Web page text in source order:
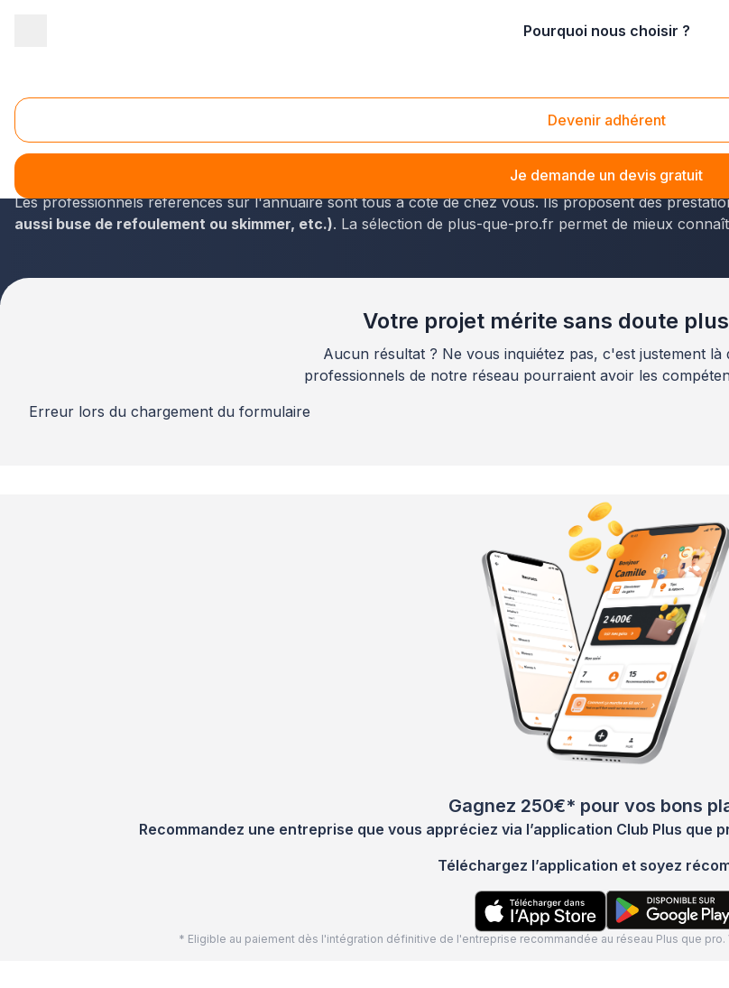
Pourquoi nous choisir ?
Devenir adhérent
Je demande un devis gratuit
Piscine Landerneau (29800)
Pour accéder aux coordonnées des constructeurs de piscines accessibles à Landerneau, vous
du département du Finistère et de la Bretagne y sont recensés.
Les professionnels référencés sur l'annuaire sont tous à côté de chez vous. Ils proposent des
aussi buse de refoulement ou skimmer, etc.). La sélection de plus-que-pro.fr permet de mieux
Votre projet mérite sans doute
Aucun résultat ? Ne vous inquiétez pas, c'est justement
professionnels de notre réseau pourraient avoir les
Erreur lors du chargement du formulaire
Gagnez 250€* pour vos bons
Recommandez une entreprise que vous appréciez via l’application Club Plus que
Téléchargez l’application et soyez
* Eligible au paiement dès l'intégration définitive de l'entreprise recommandée au réseau Plus que